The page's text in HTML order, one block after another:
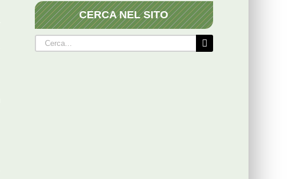
CERCA NEL SITO
Cerca
per: